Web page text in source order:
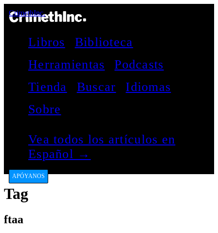
CrimethInc.
Libros
Biblioteca
Herramientas
Podcasts
Tienda
Buscar
Idiomas
Sobre
Vea todos los artículos en
Español →
APÓYANOS
Tag
ftaa